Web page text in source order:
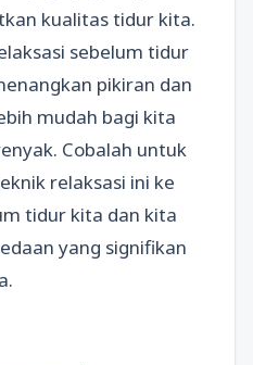
kualitas tidur kita.
sebelum tidur
pikiran dan
mudah bagi kita
Cobalah untuk
relaksasi ini ke
tidur kita dan kita
yang signifikan